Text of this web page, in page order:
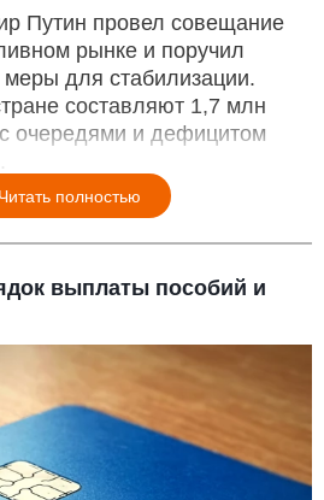
Путин провел совещание
рынке и поручил
для стабилизации.
составляют 1,7 млн
очередями и дефицитом
Читать полностью
выплаты пособий и